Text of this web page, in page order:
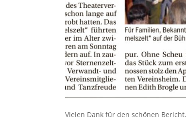
Vielen Dank für den schönen